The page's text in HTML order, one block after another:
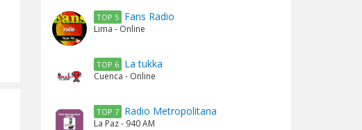
TOP 5 Fans Radio
Lima - Online
TOP 6 La tukka
Cuenca - Online
TOP 7 Radio Metropolitana
La Paz - 940 AM